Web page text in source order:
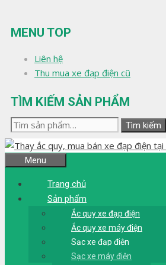
đến
nội
MENU TOP
Liên hệ
Thu mua xe đạp điện cũ
TÌM KIẾM SẢN PHẨM
Tìm
kiếm:
Tìm kiếm
Menu
Trang chủ
Sản phẩm
Ắc quy xe đạp điện
Ắc quy xe máy điện
Sạc xe đạp điện
Sạc xe máy điện